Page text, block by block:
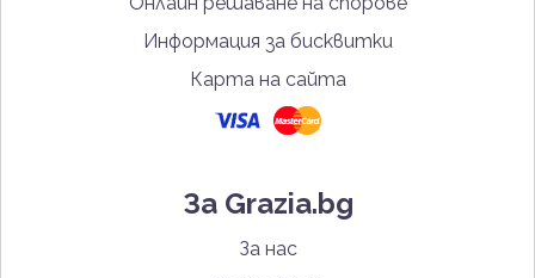
Информация за бисквитки
Карта на сайта
За Grazia.bg
За нас